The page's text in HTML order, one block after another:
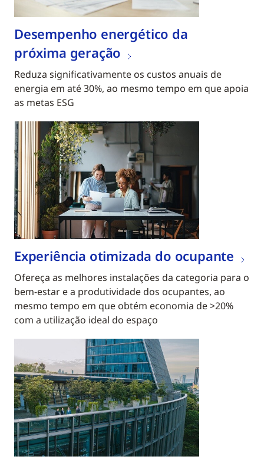
Desempenho energético da
próxima geração
Reduza significativamente os custos anuais de
energia em até 30%, ao mesmo tempo em que apoia
as metas ESG
Experiência otimizada do ocupante
Ofereça as melhores instalações da categoria para o
bem-estar e a produtividade dos ocupantes, ao
mesmo tempo em que obtém economia de >20%
com a utilização ideal do espaço